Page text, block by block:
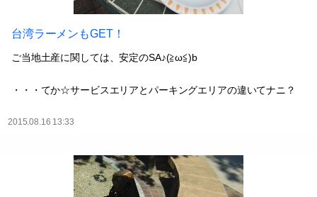
台湾ラーメンもGET！
ご当地土産に関しては、安定のSA♪(≧ω≦)b
・・・てか☆サービスエリアとパーキングエリアの違いてナニ？
2015.08.16 13:33